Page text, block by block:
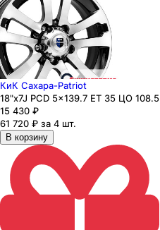
КиК Сахара-Patriot
18"x7J PCD 5x139.7 ЕТ 35 ЦО 108.5
15 430 ₽
61 720 ₽ за 4 шт.
В корзину